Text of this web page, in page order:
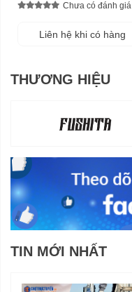
Chưa có đánh giá
Liên hệ khi có hàng
THƯƠNG HIỆU
TIN MỚI NHẤT